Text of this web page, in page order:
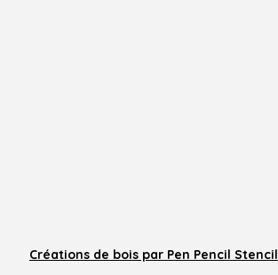
Créations de bois par Pen Pencil Stencil